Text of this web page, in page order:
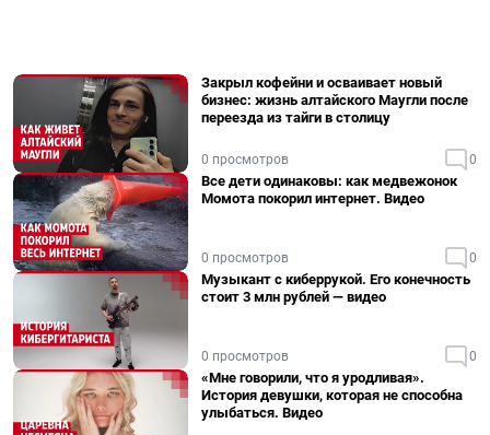
Закрыл кофейни и осваивает новый
бизнес: жизнь алтайского Маугли после
переезда из тайги в столицу
0 просмотров 0
Все дети одинаковы: как медвежонок
Момота покорил интернет. Видео
0 просмотров 0
Музыкант с киберрукой. Его конечность
стоит 3 млн рублей — видео
0 просмотров 0
«Мне говорили, что я уродливая».
История девушки, которая не способна
улыбаться. Видео